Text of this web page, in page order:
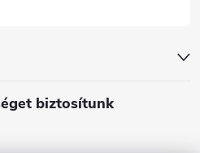
biztosítunk